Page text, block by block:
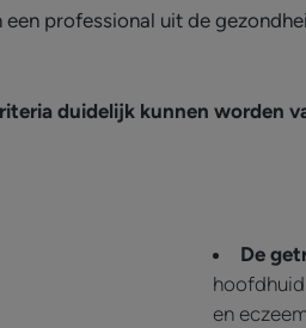
professional uit de
duidelijk kunnen worden
De
en